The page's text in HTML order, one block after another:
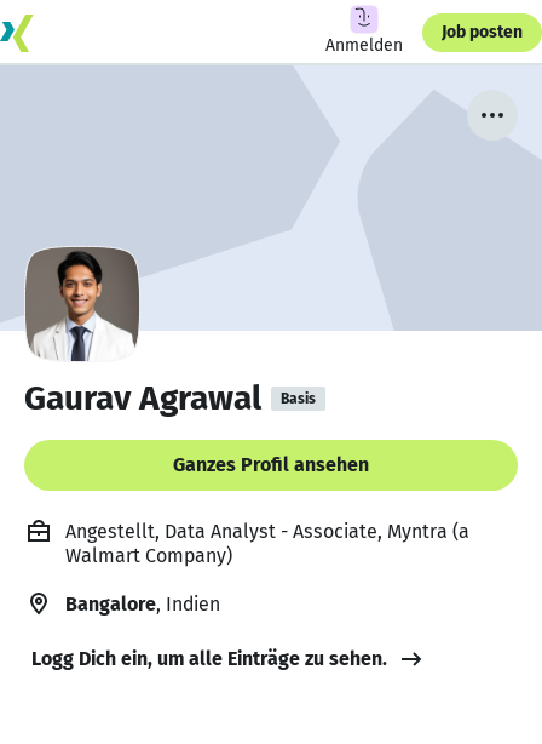
Anmelden
Job posten
Gaurav Agrawal Basis
Ganzes Profil ansehen
Angestellt, Data Analyst - Associate, Myntra (a
Walmart Company)
Bangalore, Indien
Logg Dich ein, um alle Einträge zu sehen.